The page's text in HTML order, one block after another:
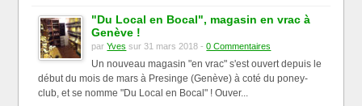
"Du Local en Bocal", magasin en vrac à
Genève !
parYves sur 31 mars 2018 -0 Commentaires
Un nouveau magasin "en vrac" s'est ouvert depuis le
début du mois de mars à Presinge (Genève) à coté du poney-
club, et se nomme "Du Local en Bocal" ! Ouver...